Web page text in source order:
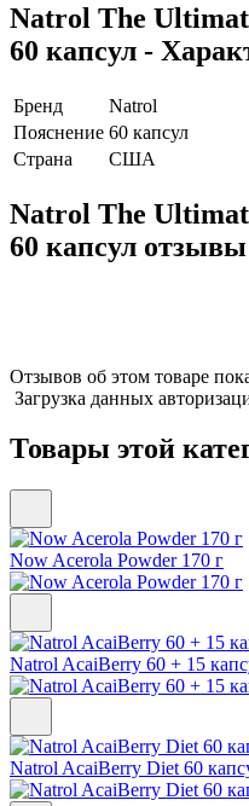
Natrol The
60 капсул -
Бренд
Natrol
Пояснение 60 капсул
Страна
США
Natrol The
60 капсул отзывы
Отзывов об этом товаре
Загрузка данных
Товары этой
Now Acerola Powder 170 г
Natrol AcaiBerry 60 + 15
Natrol AcaiBerry Diet 60